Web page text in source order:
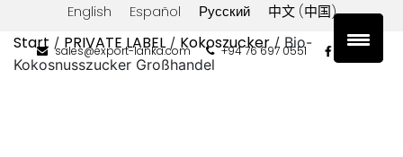
English Español Русский 中文 (中国)
sales@export-lanka.com +94 76 697 0551
Start / PRIVATE LABEL / Kokoszucker/ Bio-
Kokosnusszucker Großhandel